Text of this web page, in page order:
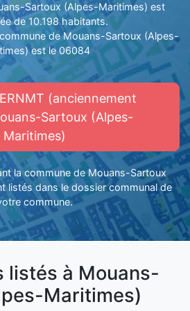
Sartoux (Alpes-Maritimes) est
de 10.198 habitants.
de Mouans-Sartoux (Alpes-
est le 06084
(anciennement
Sartoux (Alpes-
Maritimes)
la commune de Mouans-Sartoux
listés dans le dossier communal de
commune.
listés à Mouans-
Maritimes)